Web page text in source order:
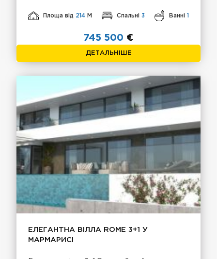
Площа від 214 М Спальні 3 Ванні 1
745 500 €
ДЕТАЛЬНІШЕ
ЕЛЕГАНТНА ВІЛЛА ROME 3+1 У
МАРМАРИСІ